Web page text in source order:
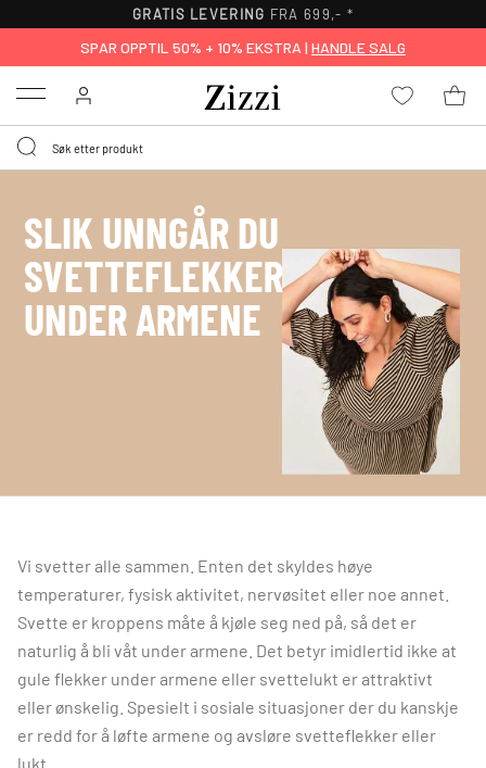
GRATIS LEVERING FRA 699,- *
SPAR OPPTIL 50% + 10% EKSTRA | HANDLE SALG
Menu
SLIK UNNGÅR DU
SVETTEFLEKKER
UNDER ARMENE
Vi svetter alle sammen. Enten det skyldes høye
temperaturer, fysisk aktivitet, nervøsitet eller noe annet.
Svette er kroppens måte å kjøle seg ned på, så det er
naturlig å bli våt under armene. Det betyr imidlertid ikke at
gule flekker under armene eller svettelukt er attraktivt
eller ønskelig. Spesielt i sosiale situasjoner der du kanskje
er redd for å løfte armene og avsløre svetteflekker eller
lukt.